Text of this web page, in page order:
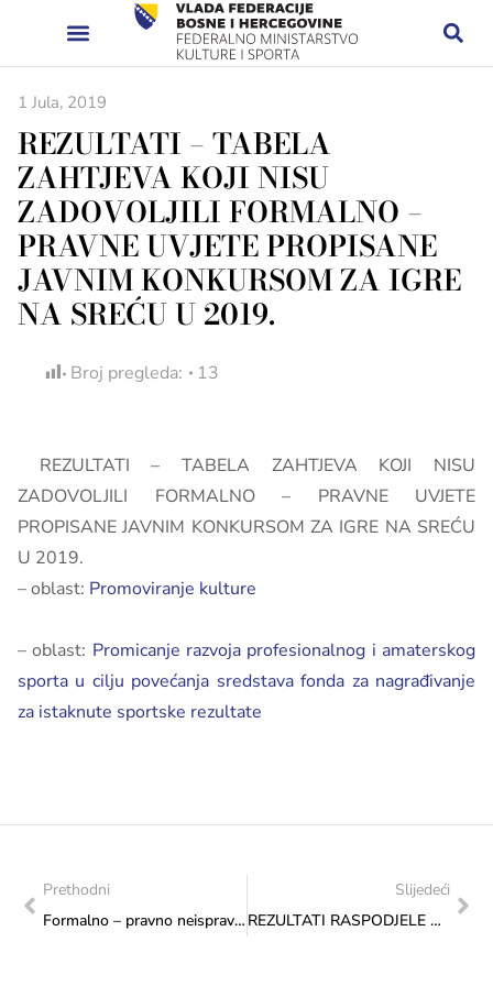
1 Jula, 2019
REZULTATI – TABELA
ZAHTJEVA KOJI NISU
ZADOVOLJILI FORMALNO –
PRAVNE UVJETE PROPISANE
JAVNIM KONKURSOM ZA IGRE
NA SREĆU U 2019.
Broj pregleda: 13
REZULTATI – TABELA ZAHTJEVA KOJI NISU
ZADOVOLJILI FORMALNO – PRAVNE UVJETE
PROPISANE JAVNIM KONKURSOM ZA IGRE NA SREĆU
U 2019.
– oblast: Promoviranje kulture
– oblast: Promicanje razvoja profesionalnog i amaterskog
sporta u cilju povećanja sredstava fonda za nagrađivanje
za istaknute sportske rezultate
Prethodni
Formalno – pravno neispravne prijave pristigle na Javni poziv 2019. godine (objavljeno 28. 06. 2019. godine)
Slijedeći
REZULTATI RASPODJELE SREDSTAVA IZ DIJELA PRIHODA OSTVARENIH PO OSNOVU NAKNADA ZA PRIREĐIVANJE IGARA NA SREĆU